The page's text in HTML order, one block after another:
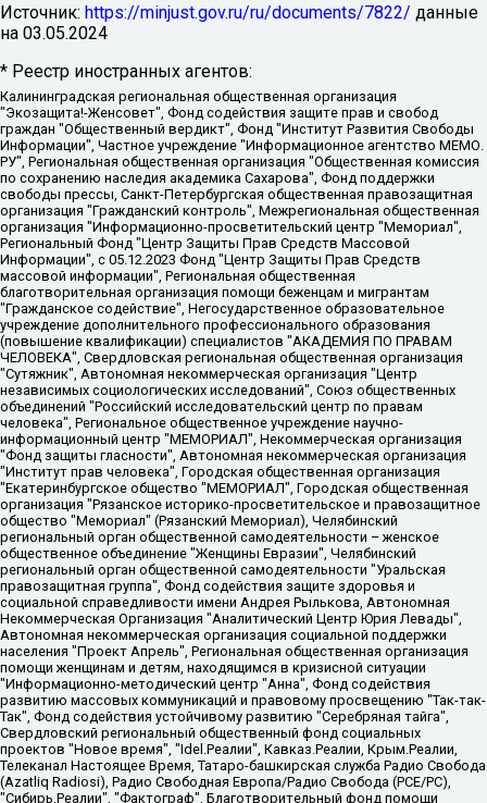
Источник: https://minjust.gov.ru/ru/documents/7822/ данные
на 03.05.2024
* Реестр иностранных агентов:
Калининградская региональная общественная организация "Экозащита!-Женсовет", Фонд содействия защите прав и свобод граждан "Общественный вердикт", Фонд "Институт Развития Свободы Информации", Частное учреждение "Информационное агентство МЕМО. РУ", Региональная общественная организация "Общественная комиссия по сохранению наследия академика Сахарова", Фонд поддержки свободы прессы, Санкт-Петербургская общественная правозащитная организация "Гражданский контроль", Межрегиональная общественная организация "Информационно-просветительский центр "Мемориал", Региональный Фонд "Центр Защиты Прав Средств Массовой Информации", с 05.12.2023 Фонд "Центр Защиты Прав Средств массовой информации", Региональная общественная благотворительная организация помощи беженцам и мигрантам "Гражданское содействие", Негосударственное образовательное учреждение дополнительного профессионального образования (повышение квалификации) специалистов "АКАДЕМИЯ ПО ПРАВАМ ЧЕЛОВЕКА", Свердловская региональная общественная организация "Сутяжник", Автономная некоммерческая организация "Центр независимых социологических исследований", Союз общественных объединений "Российский исследовательский центр по правам человека", Региональное общественное учреждение научно-информационный центр "МЕМОРИАЛ", Некоммерческая организация "Фонд защиты гласности", Автономная некоммерческая организация "Институт прав человека", Городская общественная организация "Екатеринбургское общество "МЕМОРИАЛ", Городская общественная организация "Рязанское историко-просветительское и правозащитное общество "Мемориал" (Рязанский Мемориал), Челябинский региональный орган общественной самодеятельности – женское общественное объединение "Женщины Евразии", Челябинский региональный орган общественной самодеятельности "Уральская правозащитная группа", Фонд содействия защите здоровья и социальной справедливости имени Андрея Рылькова, Автономная Некоммерческая Организация "Аналитический Центр Юрия Левады", Автономная некоммерческая организация социальной поддержки населения "Проект Апрель", Региональная общественная организация помощи женщинам и детям, находящимся в кризисной ситуации "Информационно-методический центр "Анна", Фонд содействия развитию массовых коммуникаций и правовому просвещению "Так-так-Так", Фонд содействия устойчивому развитию "Серебряная тайга", Свердловский региональный общественный фонд социальных проектов "Новое время", "Idel.Реалии", Кавказ.Реалии, Крым.Реалии, Телеканал Настоящее Время, Татаро-башкирская служба Радио Свобода (Azatliq Radiosi), Радио Свободная Европа/Радио Свобода (PCE/PC), "Сибирь.Реалии", "Фактограф", Благотворительный фонд помощи осужденным и их семьям, Автономная некоммерческая организация "Институт глобализации и социальных движений", Фонд "В защиту прав заключенных", Частное учреждение "Центр поддержки и содействия развитию средств массовой информации", Пензенский региональный общественный благотворительный фонд "Гражданский союз", "Север.Реалии", Некоммерческая организация Фонд "Правовая инициатива", Общество с ограниченной ответственностью "Радио Свободная Европа/Радио Свобода", Чешское информационное агентство "MEDIUM-ORIENT", Красноярская региональная общественная организация "Мы против СПИДа", Камалягин Денис Николаевич, Маркелов Сергей Евгеньевич, Пономарев Лев Александрович, Савицкая Людмила Алексеевна, Автономная некоммерческая организация "Центр по работе с проблемой насилия "НАСИЛИЮ.НЕТ", Межрегиональный профессиональный союз работников здравоохранения "Альянс врачей", Юридическое лицо, зарегистрированное в Латвийской Республике, SIA "Medusa Project" (регистрационный номер 40103797863, дата регистрации 10.06.2014), Некоммерческая организация "Фонд по борьбе с коррупцией", Автономная некоммерческая организация "Институт права и публичной политики", Баданин Роман Сергеевич, Гликин Максим Александрович, Железнова Мария Михайловна, Лукьянова Юлия Сергеевна, Маетная Елизавета Витальевна, Маняхин Петр Борисович, Чуракова Ольга Владимировна, Ярош Юлия Петровна, Юридическое лицо "The Insider SIA", зарегистрированное в Риге, Латвийская Республика (дата регистрации 26.06.2015), являющееся администратором доменного имени интернет-издания "The Insider SIA", https://theins.ru, Постернак Алексей Евгеньевич, Рубин Михаил Аркадьевич, Анин Роман Александрович, Юридическое лицо Istories fonds, зарегистрированное в Латвийской Республике (регистрационный номер 50008295751, дата регистрации 24.02.2020), Великовский Дмитрий Александрович, Долинина Ирина Николаевна, Мароховская Алеся Алексеевна, Шлейнов Роман Юрьевич, Шмагун Олеся Валентиновна, Общество с ограниченной ответственностью "Альтаир 2021", Общество с ограниченной ответственностью "Вега 2021", Общество с ограниченной ответственностью "Главный редактор 2021", Общество с ограниченной ответственностью "Ромашки монолит", Важенков Артем Валерьевич, Ивановская областная общественная организация "Центр гендерных исследований", Гурман Юрий Альбертович, Медиапроект "ОВД-Инфо", Егоров Владимир Владимирович, Жилинский Владимир Александрович, Общество с ограниченной ответственностью "ЗП", Иванова София Юрьевна, Карезина Инна Павловна, Кильтау Екатерина Викторовна, Петров Алексей Викторович, Пискунов Сергей Евгеньевич, Смирнов Сергей Сергеевич, Тихонов Михаил Сергеевич, Общество с ограниченной ответственностью "ЖУРНАЛИСТ-ИНОСТРАННЫЙ АГЕНТ", Арапова Галина Юрьевна, Вольтская Татьяна Анатольевна, Американская компания "Mason G.E.S. Anonymous Foundation" (США), являющаяся владельцем интернет-издания https://mnews.world/, Компания "Stichting Bellingcat", зарегистрированная в Нидерландах (дата регистрации 11.07.2018), Захаров Андрей Вячеславович, Клепиковская Екатерина Дмитриевна, Общество с ограниченной ответственностью "МЕМО", Перл Роман Александрович, Симонов Евгений Алексеевич, Соловьева Елена Анатольевна, Сотников Даниил Владимирович, Сурначева Елизавета Дмитриевна, Автономная некоммерческая организация по защите прав человека и информированию населения "Якутия – Наше Мнение", Общество с ограниченной ответственностью "Москоу диджитал медиа", с 26.01.2023 Общество с ограниченной ответственностью "Чайка Белые сады", Ветошкина Валерия Валерьевна, Заговора Максим Александрович, Межрегиональное общественное движение "Российская ЛГБТ - сеть", Оленичев Максим Владимирович, Павлов Иван Юрьевич, Скворцова Елена Сергеевна, Общество с ограниченной ответственностью "Как бы инагент", Кочетков Игорь Викторович, Общество с ограниченной ответственностью "Честные выборы", Еланчик Олег Александрович, Общество с ограниченной ответственностью "Нобелевский призыв", Гималова Регина Эмилевна, Григорьев Андрей Валерьевич, Григорьева Алина Александровна, Ассоциация по содействию защите прав призывников, альтернативнослужащих и военнослужащих "Правозащитная группа "Гражданин.Армия.Право", Хисамова Регина Фаритовна, Автономная некоммерческая организация по реализации социально-правовых программ "Лилит", Дальневосточное общественное движение "Маяк", Санкт-Петербургская ЛГБТ-инициативная группа "Выход", Инициативная группа ЛГБТ+ "Реверс", Алексеев Андрей Викторович, Бекбулатова Таисия Львовна, Беляев Иван Михайлович, Владыкина Елена Сергеевна, Гельман Марат Александрович, Никульшина Вероника Юрьевна, Толоконникова Надежда Андреевна, Шендерович Виктор Анатольевич, Общество с ограниченной ответственностью "Данное сообщение", Общество с ограниченной ответственностью Издательский дом "Новая глава", Айнбиндер Александра Александровна, Московский комьюнити-центр для ЛГБТ+инициатив, Благотворительный фонд развития филантропии, Deutsche Welle (Германия, Kurt-Schumacher-Strasse 3, 53113 Bonn), Борзунова Мария Михайловна, Воробьев Виктор Викторович, Голубева Анна Львовна, Константинова Алла Михайловна, Малкова Ирина Владимировна, Мурадов Мурад Абдулгалимович, Осетинская Елизавета Николаевна, Понасенков Евгений Николаевич, Ганапольский Матвей Юрьевич, Киселев Евгений Алексеевич, Борухович Ирина Григорьевна, Дремин Иван Тимофеевич, Дубровский Дмитрий Викторович, Красноярская региональная общественная организация поддержки и развития альтернативных образовательных технологий и межкультурных коммуникаций "ИНТЕРРА", Маяковская Екатерина Алексеевна, Фейгин Марк Захарович, Филимонов Андрей Викторович, Дзугкоева Регина Николаевна, Доброхотов Роман Александрович, Дудь Юрий Александрович, Елкин Сергей Владимирович, Кругликов Кирилл Игоревич, Сабунаева Мария Леонидовна, Семенов Алексей Владимирович, Шаинян Карен Багратович, Шульман Екатерина Михайловна, Асафьев Артур Валерьевич, Вахштайн Виктор Семенович, Венедиктов Алексей Алексеевич, Лушникова Екатерина Евгеньевна, Волков Леонид Михайлович, Невзоров Александр Глебович, Пархоменко Сергей Борисович, Сироткин Ярослав Николаевич, Кара-Мурза Владимир Владимирович, Баранова Наталья Владимировна, Гозман Леонид Яковлевич, Кагарлицкий Борис Юльевич, Климарев Михаил Валерьевич, Милов Владимир Станиславович, Автономная некоммерческая организация Краснодарский центр современного искусства "Типография", Моргенштерн Алишер Тагирович, Соболь Любовь Эдуардовна, Общество с ограниченной ответственностью "ЛИЗА НОРМ", Каспаров Гарри Кимович, Ходорковский Михаил Борисович, Общество с ограниченной ответственностью "Апрельские тезисы", Данилович Ирина Брониславовна, Кашин Олег Владимирович, Петров Николай Владимирович, Пивоваров Алексей Владимирович, Соколов Михаил Владимирович, Цветкова Юлия Владимировна, Чичваркин Евгений Александрович, Комитет против пыток/Команда против пыток, Общество с ограниченной ответственностью "Первый научный", Общество с ограниченной ответственностью "Вертолет и ко", Белоцерковская Вероника Борисовна, Кац Максим Евгеньевич, Лазарева Татьяна Юрьевна, Шаведдинов Руслан Табризович, Яшин Илья Валерьевич, Общество с ограниченной ответственностью "Иноагент ААВ", Алешковский Дмитрий Петрович, Альбац Евгения Марковна, Быков Дмитрий Львович, Галямина Юлия Евгеньевна, Лойко Сергей Леонидович, Мартынов Кирилл Константинович, Медведев Сергей Александрович, Крашенинников Федор Геннадиевич, Гордеева Катерина Вл